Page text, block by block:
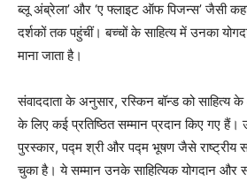
ब्लू अंब्रेला’ और ‘ए फ्लाइट ऑफ पिजन्स’ जैसी
दर्शकों तक पहुंचीं। बच्चों के साहित्य में उनका
माना जाता है।
संवाददाता के अनुसार, रस्किन बॉन्ड को साहित्य
के लिए कई प्रतिष्ठित सम्मान प्रदान किए गए हैं।
पुरस्कार, पद्म श्री और पद्म भूषण जैसे राष्ट्रीय
चुका है। ये सम्मान उनके साहित्यिक योगदान और